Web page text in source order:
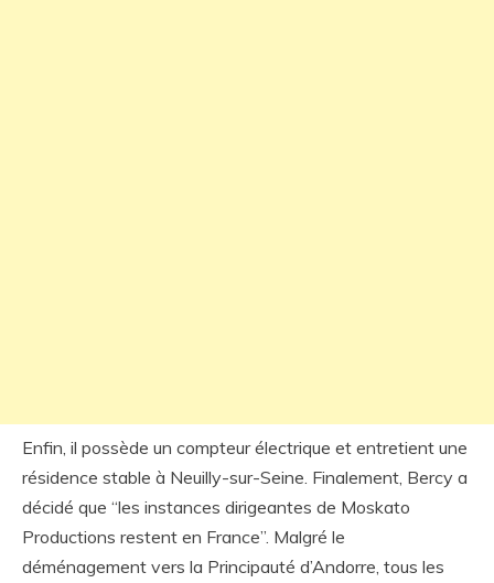
Enfin, il possède un compteur électrique et entretient une
résidence stable à Neuilly-sur-Seine. Finalement, Bercy a
décidé que “les instances dirigeantes de Moskato
Productions restent en France”. Malgré le
déménagement vers la Principauté d’Andorre, tous les